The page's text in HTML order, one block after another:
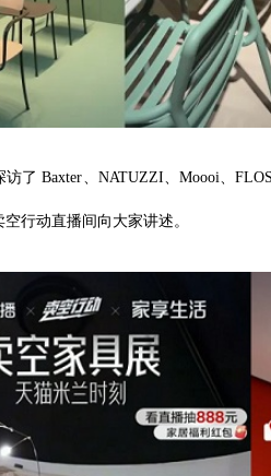
了 Baxter、NATUZZI、Moooi、
行动直播间向大家讲述。